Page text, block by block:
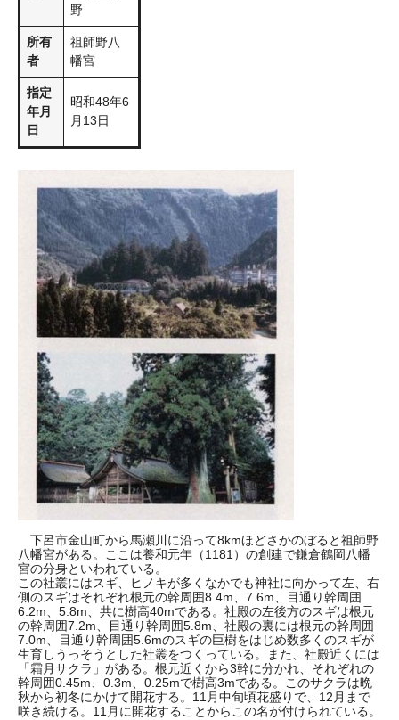
野
所有
者
祖師野八
幡宮
指定
年月
日
昭和48年6
月13日
下呂市金山町から馬瀬川に沿って8kmほどさかのぼると祖師野
八幡宮がある。ここは養和元年（1181）の創建で鎌倉鶴岡八幡
宮の分身といわれている。
この社叢にはスギ、ヒノキが多くなかでも神社に向かって左、右
側のスギはそれぞれ根元の幹周囲8.4m、7.6m、目通り幹周囲
6.2m、5.8m、共に樹高40mである。社殿の左後方のスギは根元
の幹周囲7.2m、目通り幹周囲5.8m、社殿の裏には根元の幹周囲
7.0m、目通り幹周囲5.6mのスギの巨樹をはじめ数多くのスギが
生育しうっそうとした社叢をつくっている。また、社殿近くには
「霜月サクラ」がある。根元近くから3幹に分かれ、それぞれの
幹周囲0.45m、0.3m、0.25mで樹高3mである。このサクラは晩
秋から初冬にかけて開花する。11月中旬頃花盛りで、12月まで
咲き続ける。11月に開花することからこの名が付けられている。